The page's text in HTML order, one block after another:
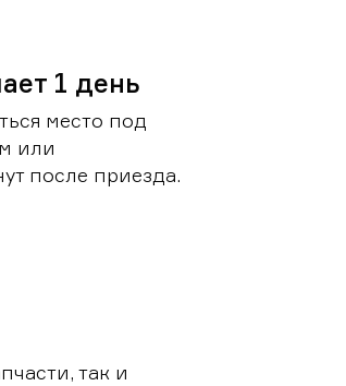
1 день
место под
или
после приезда.
так и